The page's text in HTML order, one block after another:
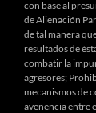
con base al
de Alienación
de tal manera
resultados de
combatir la
agresores;
mecanismos de
avenencia entre